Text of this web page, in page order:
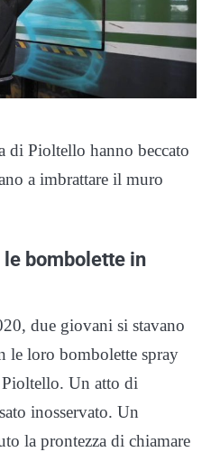
di Pioltello hanno beccato
a imbrattare il muro
bombolette in
due giovani si stavano
le loro bombolette spray
Un atto di
inosservato. Un
la prontezza di chiamare